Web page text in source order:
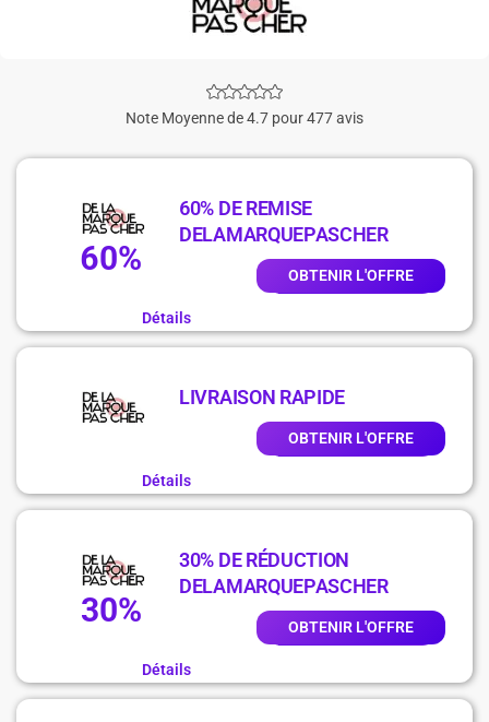
Note Moyenne de 4.7 pour 477 avis
60%
60% DE REMISE
DELAMARQUEPASCHER
OBTENIR L'OFFRE
Détails
LIVRAISON RAPIDE
OBTENIR L'OFFRE
Détails
30%
30% DE RÉDUCTION
DELAMARQUEPASCHER
OBTENIR L'OFFRE
Détails